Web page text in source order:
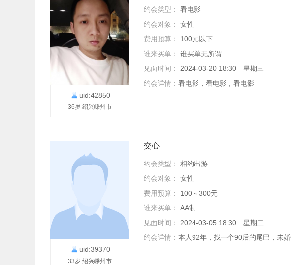
uid:42850
36岁 绍兴嵊州市
约会类型：
看电影
约会对象：
女性
费用预算：
100元以下
谁来买单：
谁买单无所谓
见面时间：
2024-03-20 18:30 星期三
约会详情： 看电影，看电影，看电影
uid:39370
33岁 绍兴嵊州市
交心
约会类型：
相约出游
约会对象：
女性
费用预算：
100～300元
谁来买单：
AA制
见面时间：
2024-03-05 18:30 星期二
约会详情： 本人92年，找一个90后的尾巴，未婚